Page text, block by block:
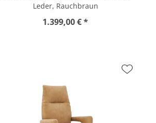
Leder, Rauchbraun
1.399,00 € *